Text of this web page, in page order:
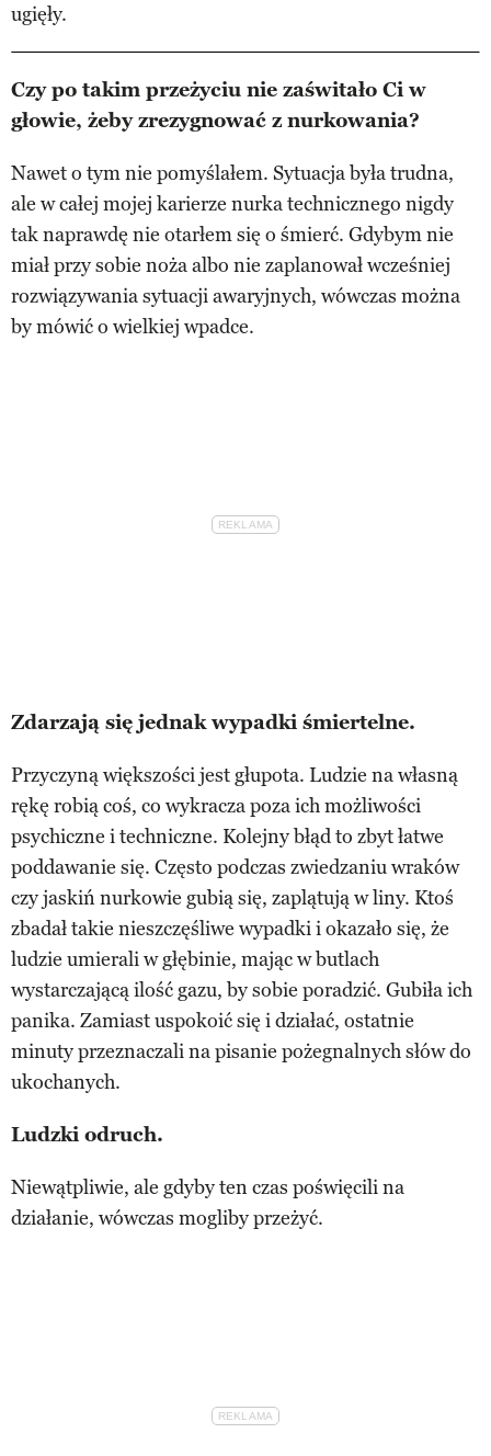
ugięły.
Czy po takim przeżyciu nie zaświtało Ci w
głowie, żeby zrezygnować z nurkowania?
Nawet o tym nie pomyślałem. Sytuacja była trudna,
ale w całej mojej karierze nurka technicznego nigdy
tak naprawdę nie otarłem się o śmierć. Gdybym nie
miał przy sobie noża albo nie zaplanował wcześniej
rozwiązywania sytuacji awaryjnych, wówczas można
by mówić o wielkiej wpadce.
Zdarzają się jednak wypadki śmiertelne.
Przyczyną większości jest głupota. Ludzie na własną
rękę robią coś, co wykracza poza ich możliwości
psychiczne i techniczne. Kolejny błąd to zbyt łatwe
poddawanie się. Często podczas zwiedzaniu wraków
czy jaskiń nurkowie gubią się, zaplątują w liny. Ktoś
zbadał takie nieszczęśliwe wypadki i okazało się, że
ludzie umierali w głębinie, mając w butlach
wystarczającą ilość gazu, by sobie poradzić. Gubiła ich
panika. Zamiast uspokoić się i działać, ostatnie
minuty przeznaczali na pisanie pożegnalnych słów do
ukochanych.
Ludzki odruch.
Niewątpliwie, ale gdyby ten czas poświęcili na
działanie, wówczas mogliby przeżyć.